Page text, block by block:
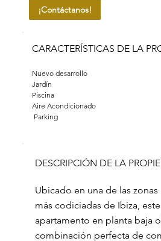
¡Contáctanos!
CARACTERÍSTICAS DE LA
Nuevo desarrollo
Jardín
Piscina
Aire Acondicionado
Parking
DESCRIPCIÓN DE LA
Ubicado en una de las
más codiciadas de Ibiza,
apartamento en planta baja
combinación perfecta de